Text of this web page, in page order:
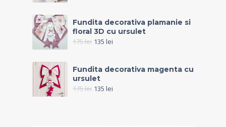
Fundita decorativa plamanie si
floral 3D cu ursulet
175lei 135 lei
Fundita decorativa magenta cu
ursulet
175lei 135 lei